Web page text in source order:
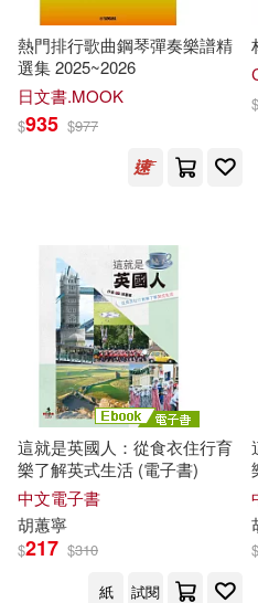
三輪恭嗣(4)
司馬彥(4) 吳潔鴻
林迺晴(4)
洪芳怡(4) 浦善
耘俗齋(4) 胡蕙寧(4)
Project Picnic(3)
SUPER PROJECT(3)
目川文化數位股份有限公
電子工業出版社(13)
warner music(12)
台灣東販(12)
江西美術出版社(12)
河南美術出版社(12)
環球 Blue Note(12)
熱門排行歌曲鋼琴彈奏樂譜精
選集 2025~2026
日文書.MOOK
$935 $977
$
這就是英國人：從食衣住行育
樂了解英式生活 (電子書)
中文電子書
胡蕙寧
$217 $310
紙
試閱
$